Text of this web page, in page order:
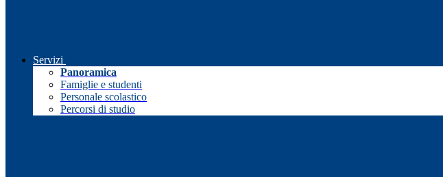
Servizi
Panoramica
Famiglie e studenti
Personale scolastico
Percorsi di studio